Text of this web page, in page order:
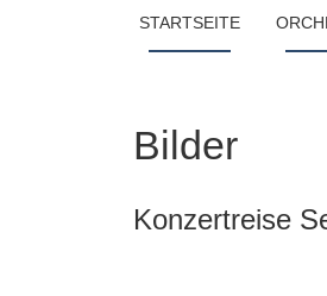
STARTSEITE
Bilder
Konzertreise